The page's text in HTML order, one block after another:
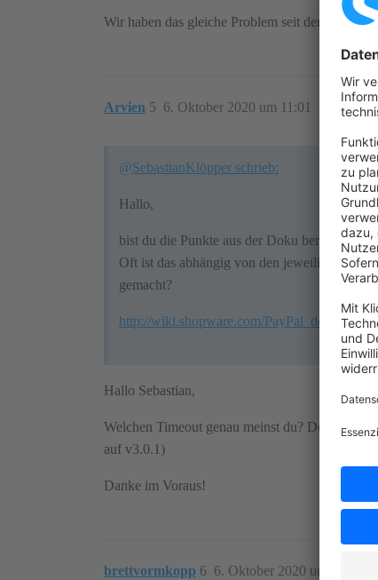
Wir haben das gleiche Problem seit dem Plugin
Arvien 6. Oktober 2020 um 11:01
5
@SebastianKlöpper schrieb:
Hallo,
bist du die Punkte aus der Doku bereits
Oft ist das abhängig von den jeweiligen
gemacht?
http://wiki.shopware.com/PayPal_detail_ …
Hallo Sebastian,
Welchen Timeout genau meinst du? Dein Link
auf v3.0.1)
Danke im Voraus!
brettvormkopp 6. Oktober 2020 um 11:03
6